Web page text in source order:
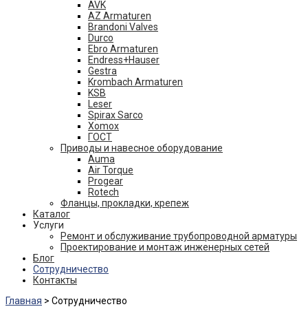
AVK
AZ Armaturen
Brandoni Valves
Durco
Ebro Armaturen
Endress+Hauser
Gestra
Krombach Armaturen
KSB
Leser
Spirax Sarco
Xomox
ГОСТ
Приводы и навесное оборудование
Auma
Air Torque
Progear
Rotech
Фланцы, прокладки, крепеж
Каталог
Услуги
Ремонт и обслуживание трубопроводной арматуры
Проектирование и монтаж инженерных сетей
Блог
Сотрудничество
Контакты
Главная > Сотрудничество